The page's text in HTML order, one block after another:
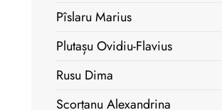
Pîslaru Marius
Plutașu Ovidiu-Flavius
Rusu Dima
Scorțanu Alexandrina